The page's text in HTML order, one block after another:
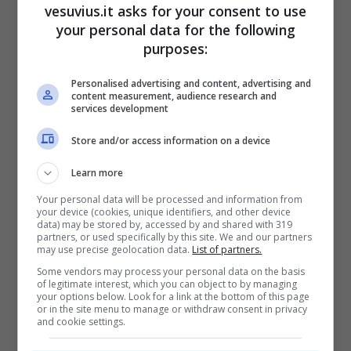
Bollo auto (Pixabay)
In cosa consiste l’ avviso di pagamento ? Si
tratta di un avvertimento bonario rivolto
all’intestatario della vettura che non ha ancora
pagato con il quale viene avvisato del mancato
pagamento. La tassa automobilistica va pagata
vesuvius.it asks for your consent to use
your personal data for the following
purposes:
Personalised advertising and content, advertising and
content measurement, audience research and
services development
Store and/or access information on a device
Learn more
Your personal data will be processed and information from
your device (cookies, unique identifiers, and other device
data) may be stored by, accessed by and shared with 319
partners, or used specifically by this site. We and our partners
may use precise geolocation data. List of partners.
Some vendors may process your personal data on the basis
of legitimate interest, which you can object to by managing
your options below. Look for a link at the bottom of this page
or in the site menu to manage or withdraw consent in privacy
and cookie settings.